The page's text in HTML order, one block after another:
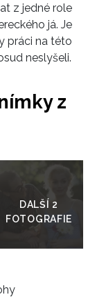
z jedné role
já. Je
práci na této
neslyšeli.
z
Přejít
galerie